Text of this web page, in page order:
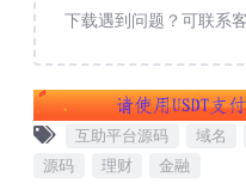
下载遇到问题？可联系
互助平台源码 域名
源码
理财 金融